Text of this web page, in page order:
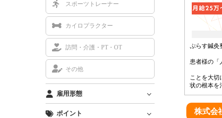
スポーツトレーナー
カイロプラクター
訪問・介護・PT・OT
その他
雇用形態
ポイント
ぷらす鍼灸
患者様の「
ことを大切
状の根本を
株式会